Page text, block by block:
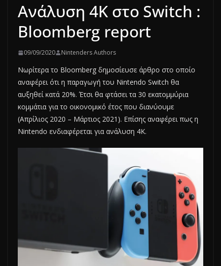
Ανάλυση 4Κ στο Switch :
Bloomberg report
09/09/2020 Nintenders Authors
Νωρίτερα το Bloomberg δημοσίευσε άρθρο στο οποίο
αναφέρει ότι η παραγωγή του Nintendo Switch θα
αυξηθεί κατά 20%. Έτσι θα φτάσει τα 30 εκατομμύρια
κομμάτια για το οικονομικό έτος που διανύουμε
(Απρίλιος 2020 – Μάρτιος 2021). Επίσης αναφέρει πως η
Nintendo ενδιαφέρεται για ανάλυση 4Κ.